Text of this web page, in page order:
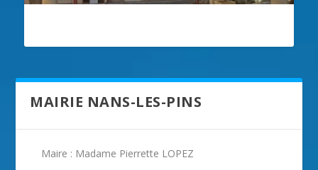
MAIRIE NANS-LES-PINS
Maire : Madame Pierrette LOPEZ